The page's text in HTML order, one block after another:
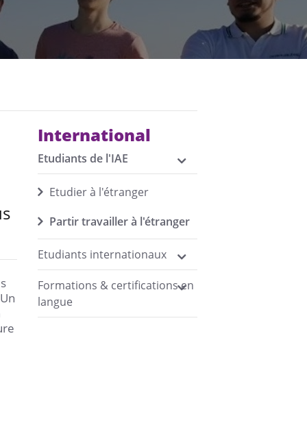
International
Etudiants de l'IAE
Etudier à l'étranger
Partir travailler à l'étranger
Etudiants internationaux
Formations & certifications en
langue